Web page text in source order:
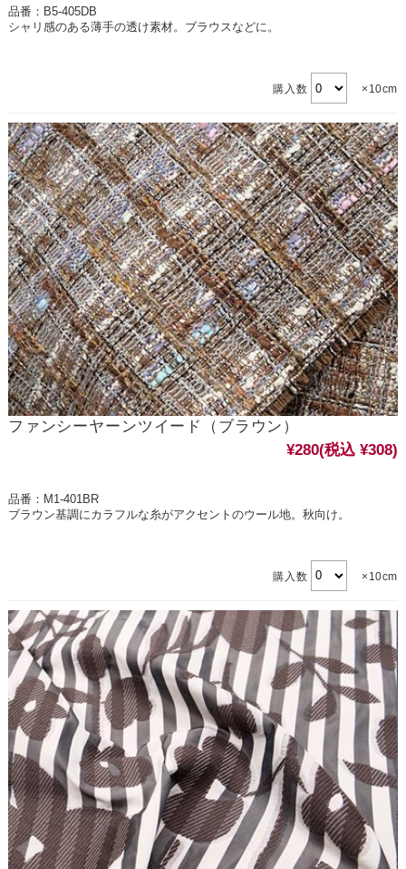
品番：B5-405DB
シャリ感のある薄手の透け素材。ブラウスなどに。
購入数 ×10cm
ファンシーヤーンツイード（ブラウン）
¥280(税込 ¥308)
品番：M1-401BR
ブラウン基調にカラフルな糸がアクセントのウール地。秋向け。
購入数 ×10cm